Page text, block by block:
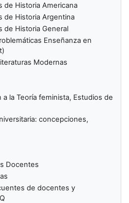
de Historia Americana
de Historia Argentina
de Historia General
Enseñanza en
Modernas
a la Teoría feminista, Estudios de
concepciones,
Docentes
de docentes y